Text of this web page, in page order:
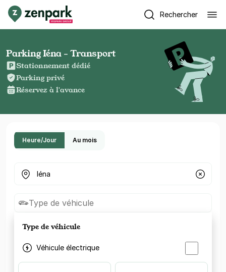
Rechercher
Parking Iéna - Transport
Stationnement dédié
Parking privé
Réservez à l'avance
Heure/Jour Au mois
Où cherchez-vous un parking ?
Type de véhicule
Type de véhicule
Véhicule électrique